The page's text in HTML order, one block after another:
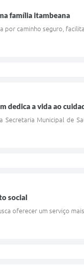
família itambeana
caminho seguro,
dedica a vida ao
Municipal de
social
oferecer um serviço